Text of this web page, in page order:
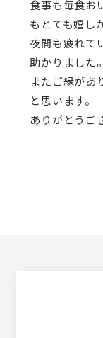
食事も毎食お
もとても嬉し
夜間も疲れて
助かりました。
またご縁があ
と思います。
ありがとうご